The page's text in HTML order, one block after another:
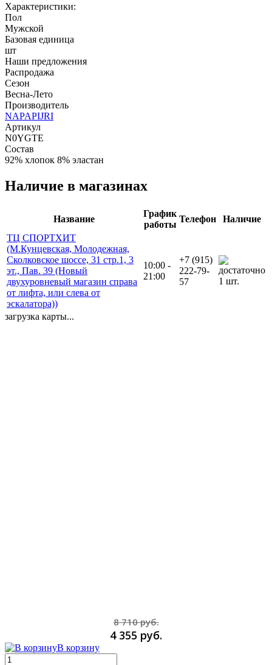
Характеристики:
Пол
Мужской
Базовая единица
шт
Наши предложения
Распродажа
Сезон
Весна-Лето
Производитель
NAPAPIJRI
Артикул
N0YGTE
Состав
92% хлопок 8% эластан
Наличие в магазинах
Название
График
работы
Телефон
Наличие
ТЦ СПОРТХИТ
(М.Кунцевская, Молодежная,
Сколковское шоссе, 31 стр.1, 3
эт., Пав. 39 (Новый
двухуровневый магазин справа
от лифта, или слева от
эскалатора))
10:00 -
21:00
+7 (915)
222-79-
57
1 шт.
загрузка карты...
8 710 руб.
4 355 руб.
В корзину